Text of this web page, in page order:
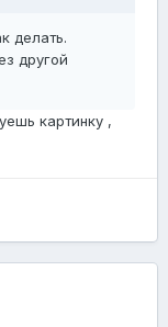
делать.
другой
картинку ,